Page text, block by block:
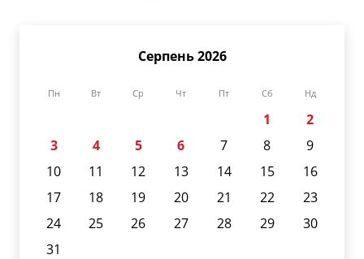
Серпень 2026
Пн Вт Ср Чт Пт Сб Нд
1
2
3
4 5 6 7 8
9
10
11 12 13 14 15
16
17
18 19 20 21 22
23
24
25 26 27 28 29
30
31